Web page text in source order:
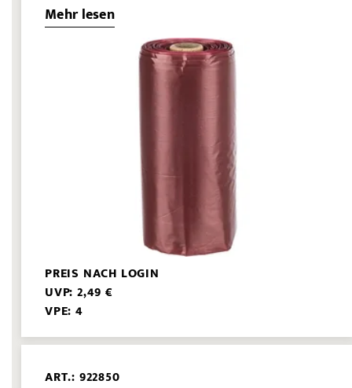
Mehr lesen
PREIS NACH LOGIN
UVP: 2,49 €
VPE: 4
ART.: 922850